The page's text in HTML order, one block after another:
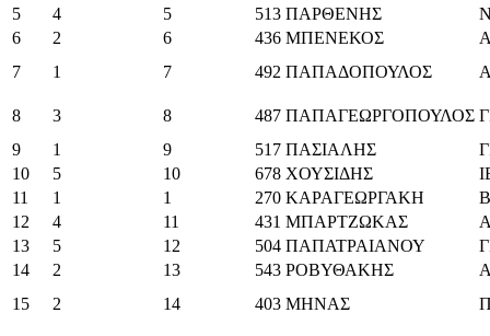
5
4 5 513 ΠΑΡΘΕΝΗΣ
6
2 6 436 ΜΠΕΝΕΚΟΣ
7
1 7 492 ΠΑΠΑΔΟΠΟΥΛΟΣ
8 3 8 487 ΠΑΠΑΓΕΩΡΓΟΠΟΥΛΟΣ
9
1 9 517 ΠΑΣΙΑΛΗΣ
10
5 10 678 ΧΟΥΣΙΔΗΣ
11
1 1 270 ΚΑΡΑΓΕΩΡΓΑΚΗ
12
4 11 431 ΜΠΑΡΤΖΩΚΑΣ
13
5 12 504 ΠΑΠΑΤΡΑΙΑΝΟΥ
14
2 13 543 ΡΟΒΥΘΑΚΗΣ
15
2 14 403 ΜΗΝΑΣ